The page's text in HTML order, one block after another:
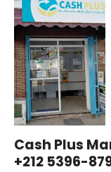
Cash Plus
+212 5396-